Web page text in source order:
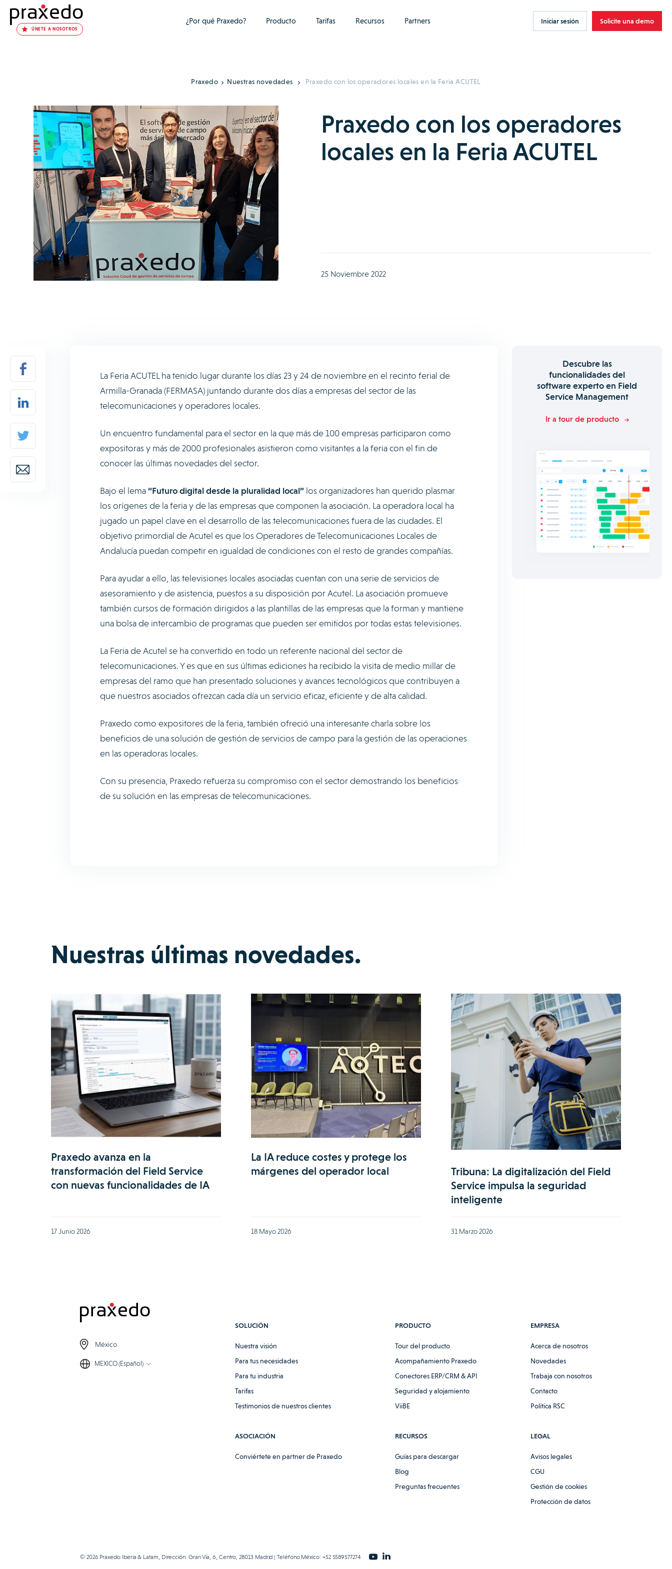
ÚNETE A NOSOTROS
¿Por qué Praxedo? Producto Tarifas Recursos Partners Iniciar sesión Solicite una demo
Praxedo Nuestras novedades Praxedo con los operadores locales en la Feria ACUTEL
Praxedo con los operadores
locales en la Feria ACUTEL
25 Noviembre 2022
La Feria ACUTEL ha tenido lugar durante los días 23 y 24 de noviembre en el recinto ferial de
Armilla-Granada (FERMASA) juntando durante dos días a empresas del sector de las
telecomunicaciones y operadores locales.
Un encuentro fundamental para el sector en la que más de 100 empresas participaron como
expositoras y más de 2000 profesionales asistieron como visitantes a la feria con el fin de
conocer las últimas novedades del sector.
Bajo el lema“Futuro digital desde la pluralidad local” los organizadores han querido plasmar
los orígenes de la feria y de las empresas que componen la asociación. La operadora local ha
jugado un papel clave en el desarrollo de las telecomunicaciones fuera de las ciudades. El
objetivo primordial de Acutel es que los Operadores de Telecomunicaciones Locales de
Andalucía puedan competir en igualdad de condiciones con el resto de grandes compañías.
Para ayudar a ello, las televisiones locales asociadas cuentan con una serie de servicios de
asesoramiento y de asistencia, puestos a su disposición por Acutel. La asociación promueve
también cursos de formación dirigidos a las plantillas de las empresas que la forman y mantiene
una bolsa de intercambio de programas que pueden ser emitidos por todas estas televisiones.
La Feria de Acutel se ha convertido en todo un referente nacional del sector de
telecomunicaciones. Y es que en sus últimas ediciones ha recibido la visita de medio millar de
empresas del ramo que han presentado soluciones y avances tecnológicos que contribuyen a
que nuestros asociados ofrezcan cada día un servicio eficaz, eficiente y de alta calidad.
Praxedo como expositores de la feria, también ofreció una interesante charla sobre los
beneficios de una solución de gestión de servicios de campo para la gestión de las operaciones
en las operadoras locales.
Con su presencia, Praxedo refuerza su compromiso con el sector demostrando los beneficios
de su solución en las empresas de telecomunicaciones.
Descubre las
funcionalidades del
software experto en Field
Service Management
Ir a tour de producto
Nuestras últimas novedades.
Praxedo avanza en la
transformación del Field Service
con nuevas funcionalidades de IA
17 Junio 2026
La IA reduce costes y protege los
márgenes del operador local
18 Mayo 2026
Tribuna: La digitalización del Field
Service impulsa la seguridad
inteligente
31 Marzo 2026
México
MEXICO (Español)
SOLUCIÓN
Nuestra visión
Para tus necesidades
Para tu industria
Tarifas
Testimonios de nuestros clientes
ASOCIACIÓN
Conviértete en partner de Praxedo
PRODUCTO
Tour del producto
Acompañamiento Praxedo
Conectores ERP/CRM & API
Seguridad y alojamiento
ViiBE
RECURSOS
Guías para descargar
Blog
Preguntas frecuentes
EMPRESA
Acerca de nosotros
Novedades
Trabaja con nosotros
Contacto
Política RSC
LEGAL
Avisos legales
CGU
Gestión de cookies
Protección de datos
© 2026 Praxedo Iberia & Latam, Dirección: Gran Vía, 6, Centro, 28013 Madrid | Teléfono México: +52 5589577274